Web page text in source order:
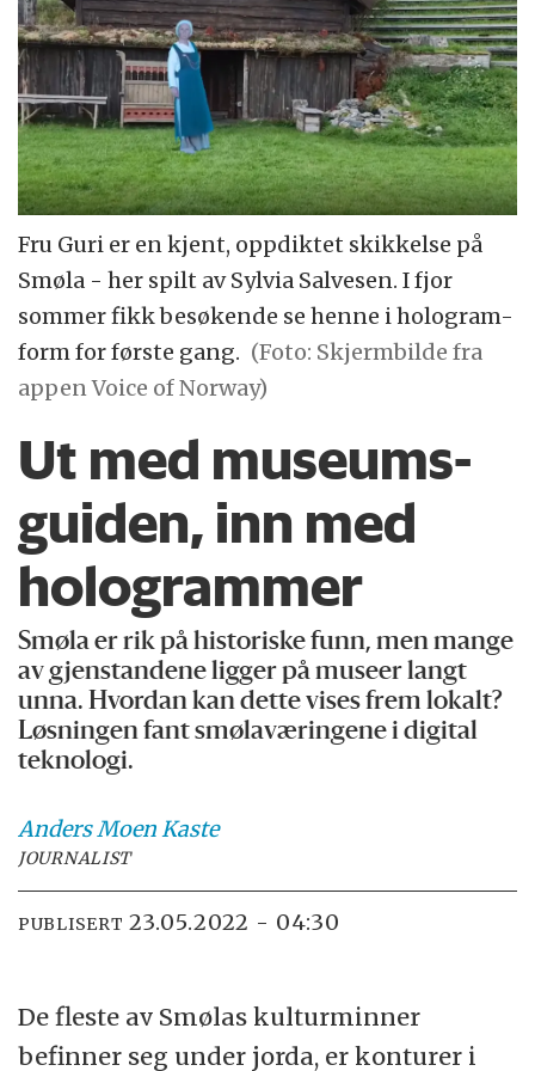
Fru Guri er en kjent, oppdiktet skikkelse på
Smøla - her spilt av Sylvia Salvesen. I fjor
sommer fikk besøkende se henne i hologram-
form for første gang. (Foto: Skjermbilde fra
appen Voice of Norway)
Ut med museums­
guiden, inn med
hologrammer
Smøla er rik på historiske funn, men mange
av gjenstandene ligger på museer langt
unna. Hvordan kan dette vises frem lokalt?
Løsningen fant smølaværingene i digital
teknologi.
Anders MoenKaste
JOURNALIST
PUBLISERT 23.05.2022 - 04:30
De fleste av Smølas kulturminner
befinner seg under jorda, er konturer i